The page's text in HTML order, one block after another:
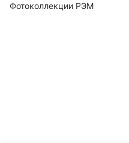
Фотоколлекции РЭМ